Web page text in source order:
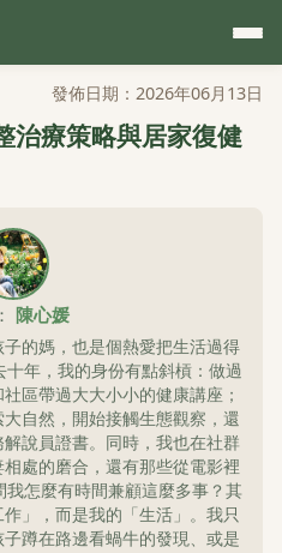
發佈日期：2026年06月13日
治療策略與居家復健
陳心媛
的媽，也是個熱愛把生活過得
年，我的身份有點斜槓：做過
區帶過大大小小的健康講座；
自然，開始接觸生態觀察，還
說員證書。同時，我也在社群
處的磨合，還有那些從電影裡
怎麼有時間兼顧這麼多事？其
」，而是我的「生活」。我只
蹲在路邊看蝸牛的發現、或是